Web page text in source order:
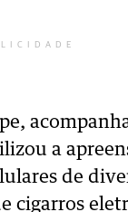
a
de
cigarros